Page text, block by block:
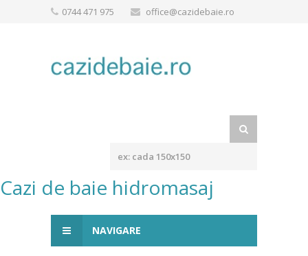
0744 471 975 office@cazidebaie.ro
Cazi de baie hidromasaj
NAVIGARE